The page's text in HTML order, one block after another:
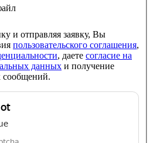
и отправляя заявку, Вы
пользовательского соглашения,
, даете согласие на
данных и получение